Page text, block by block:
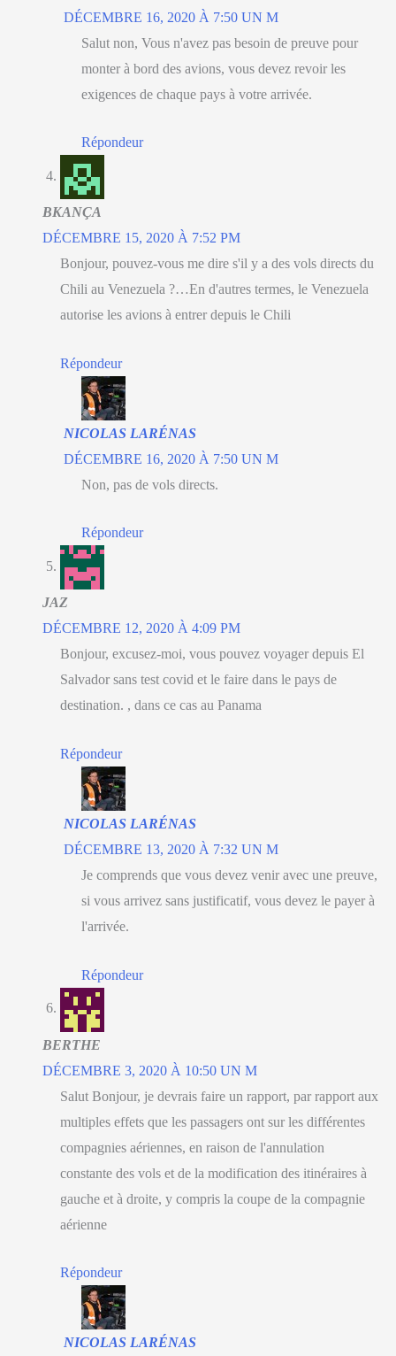
DÉCEMBRE 16, 2020 À 7:50 UN M
Salut non, Vous n'avez pas besoin de preuve pour
monter à bord des avions, vous devez revoir les
exigences de chaque pays à votre arrivée.
Répondeur
BKANÇA
DÉCEMBRE 15, 2020 À 7:52 PM
Bonjour, pouvez-vous me dire s'il y a des vols directs du
Chili au Venezuela ?…En d'autres termes, le Venezuela
autorise les avions à entrer depuis le Chili
Répondeur
NICOLAS LARÉNAS
DÉCEMBRE 16, 2020 À 7:50 UN M
Non, pas de vols directs.
Répondeur
JAZ
DÉCEMBRE 12, 2020 À 4:09 PM
Bonjour, excusez-moi, vous pouvez voyager depuis El
Salvador sans test covid et le faire dans le pays de
destination. , dans ce cas au Panama
Répondeur
NICOLAS LARÉNAS
DÉCEMBRE 13, 2020 À 7:32 UN M
Je comprends que vous devez venir avec une preuve,
si vous arrivez sans justificatif, vous devez le payer à
l'arrivée.
Répondeur
BERTHE
DÉCEMBRE 3, 2020 À 10:50 UN M
Salut Bonjour, je devrais faire un rapport, par rapport aux
multiples effets que les passagers ont sur les différentes
compagnies aériennes, en raison de l'annulation
constante des vols et de la modification des itinéraires à
gauche et à droite, y compris la coupe de la compagnie
aérienne
Répondeur
NICOLAS LARÉNAS